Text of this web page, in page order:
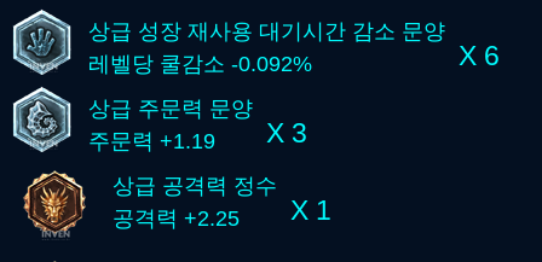
상급 성장 재사용 대기시간 감소 문양
레벨당 쿨감소 -0.092%
X 6
상급 주문력 문양
주문력 +1.19
X 3
상급 공격력 정수
공격력 +2.25
X 1